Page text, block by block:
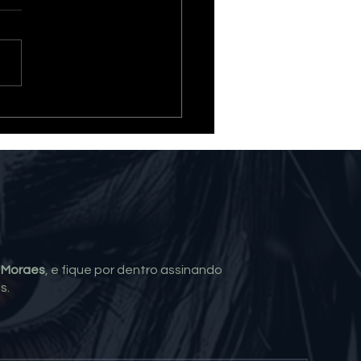
É O SEU DESPERTAR
LOURO?
, e fique por dentro assinando